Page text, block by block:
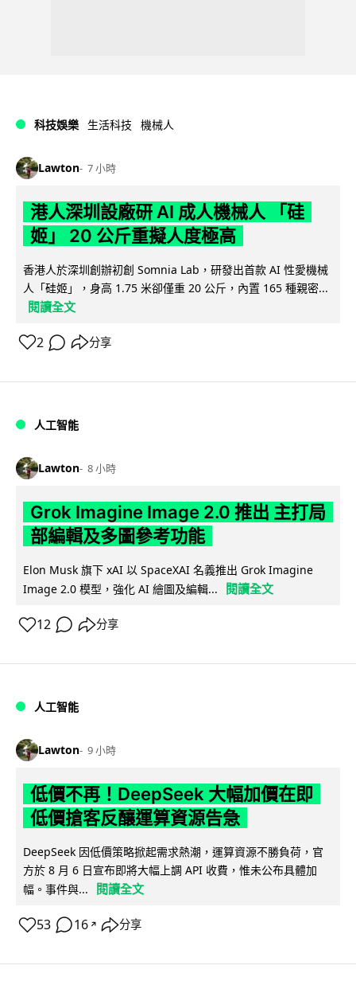
科技娛樂 生活科技 機械人
Lawton 7 小時
港人深圳設廠研 AI 成人機械人 「硅
姬」 20 公斤重擬人度極高
香港人於深圳創辦初創 Somnia Lab，研發出首款 AI 性愛機械
人「硅姬」，身高 1.75 米卻僅重 20 公斤，內置 165 種親密...
閱讀全文
2 分享
人工智能
Lawton 8 小時
Grok Imagine Image 2.0 推出 主打局
部編輯及多圖參考功能
Elon Musk 旗下 xAI 以 SpaceXAI 名義推出 Grok Imagine
Image 2.0 模型，強化 AI 繪圖及編輯...
閱讀全文
12 分享
人工智能
Lawton 9 小時
低價不再！DeepSeek 大幅加價在即
低價搶客反釀運算資源告急
DeepSeek 因低價策略掀起需求熱潮，運算資源不勝負荷，官
方於 8 月 6 日宣布即將大幅上調 API 收費，惟未公布具體加
幅。事件與...
閱讀全文
53 16 ↗ 分享